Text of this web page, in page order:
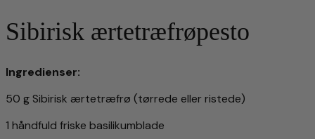
Sibirisk ærtetræfrøpesto
Ingredienser:
50 g Sibirisk ærtetræfrø (tørrede eller ristede)
1 håndfuld friske basilikumblade